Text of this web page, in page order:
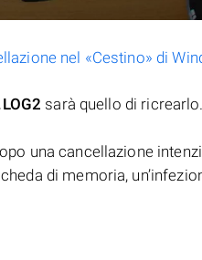
nel «Cestino» di
sarà quello di ricrearlo.
una cancellazione
di memoria,